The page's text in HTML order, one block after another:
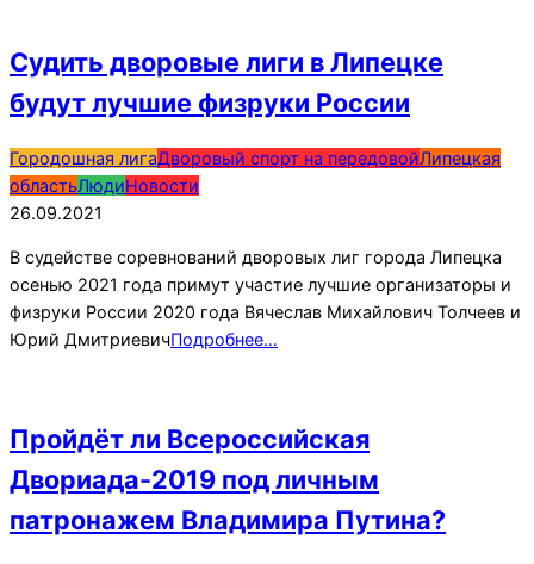
Судить дворовые лиги в Липецке
будут лучшие физруки России
2021-
09-
26
Городошная лигаДворовый спорт на передовойЛипецкая
областьЛюдиНовости
26.09.2021
В судействе соревнований дворовых лиг города Липецка
осенью 2021 года примут участие лучшие организаторы и
физруки России 2020 года Вячеслав Михайлович Толчеев и
Юрий ДмитриевичПодробнее…
Пройдёт ли Всероссийская
Двориада-2019 под личным
патронажем Владимира Путина?